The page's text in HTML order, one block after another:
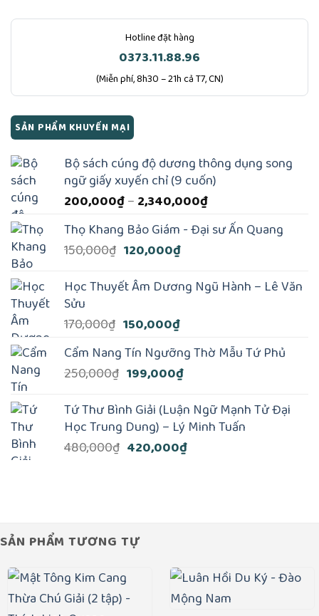
Hotline đặt hàng
0373.11.88.96
(Miễn phí, 8h30 – 21h cả T7, CN)
SẢN PHẨM KHUYẾN MẠI
Bộ sách cúng độ dương thông dụng song
ngữ giấy xuyến chỉ (9 cuốn)
200,000₫– 2,340,000₫Khoảng
từ
2,340,000₫
Thọ Khang Bảo Giám - Đại sư Ấn Quang
150,000₫ Giá
là:
120,000₫Giá
tại
120,000₫.
Học Thuyết Âm Dương Ngũ Hành – Lê Văn
Sửu
170,000₫ Giá
là:
170,000₫.
150,000₫Giá
tại
là:
Cẩm Nang Tín Ngưỡng Thờ Mẫu Tứ Phủ
250,000₫ Giá
là:
250,000₫.
199,000₫Giá
tại
là:
199,000₫.
Tứ Thư Bình Giải (Luận Ngữ Mạnh Tử Đại
Học Trung Dung) – Lý Minh Tuấn
480,000₫ Giá
420,000₫Giá
SẢN PHẨM TƯƠNG TỰ